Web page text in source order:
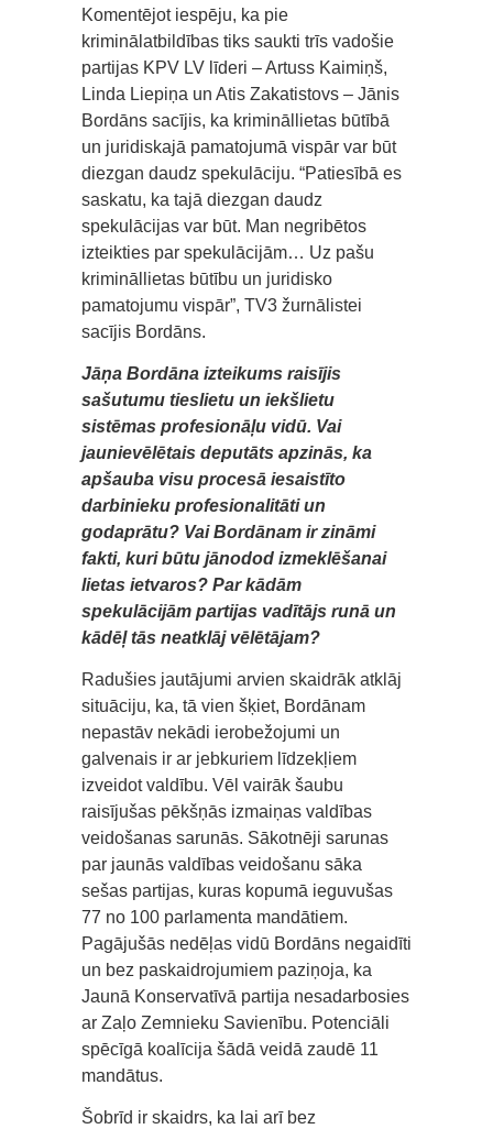
Komentējot iespēju, ka pie
kriminālatbildības tiks saukti trīs vadošie
partijas KPV LV līderi – Artuss Kaimiņš,
Linda Liepiņa un Atis Zakatistovs – Jānis
Bordāns sacījis, ka krimināllietas būtībā
un juridiskajā pamatojumā vispār var būt
diezgan daudz spekulāciju. “Patiesībā es
saskatu, ka tajā diezgan daudz
spekulācijas var būt. Man negribētos
izteikties par spekulācijām… Uz pašu
krimināllietas būtību un juridisko
pamatojumu vispār”, TV3 žurnālistei
sacījis Bordāns.
Jāņa Bordāna izteikums raisījis
sašutumu tieslietu un iekšlietu
sistēmas profesionāļu vidū. Vai
jaunievēlētais deputāts apzinās, ka
apšauba visu procesā iesaistīto
darbinieku profesionalitāti un
godaprātu? Vai Bordānam ir zināmi
fakti, kuri būtu jānodod izmeklēšanai
lietas ietvaros? Par kādām
spekulācijām partijas vadītājs runā un
kādēļ tās neatklāj vēlētājam?
Radušies jautājumi arvien skaidrāk atklāj
situāciju, ka, tā vien šķiet, Bordānam
nepastāv nekādi ierobežojumi un
galvenais ir ar jebkuriem līdzekļiem
izveidot valdību. Vēl vairāk šaubu
raisījušas pēkšņās izmaiņas valdības
veidošanas sarunās. Sākotnēji sarunas
par jaunās valdības veidošanu sāka
sešas partijas, kuras kopumā ieguvušas
77 no 100 parlamenta mandātiem.
Pagājušās nedēļas vidū Bordāns negaidīti
un bez paskaidrojumiem paziņoja, ka
Jaunā Konservatīvā partija nesadarbosies
ar Zaļo Zemnieku Savienību. Potenciāli
spēcīgā koalīcija šādā veidā zaudē 11
mandātus.
Šobrīd ir skaidrs, ka lai arī bez